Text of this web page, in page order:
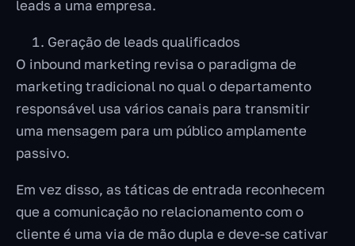
leads a uma empresa.
Geração de leads qualificados
O inbound marketing revisa o paradigma de
marketing tradicional no qual o departamento
responsável usa vários canais para transmitir
uma mensagem para um público amplamente
passivo.
Em vez disso, as táticas de entrada reconhecem
que a comunicação no relacionamento com o
cliente é uma via de mão dupla e deve-se cativar